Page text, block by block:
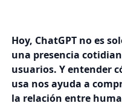
Hoy, ChatGPT no es
una presencia
usuarios. Y entender
usa nos ayuda a
la relación entre